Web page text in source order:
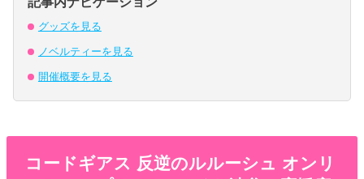
グッズを見る
ノベルティーを見る
開催概要を見る
コードギアス 反逆のルルーシュ オンリ